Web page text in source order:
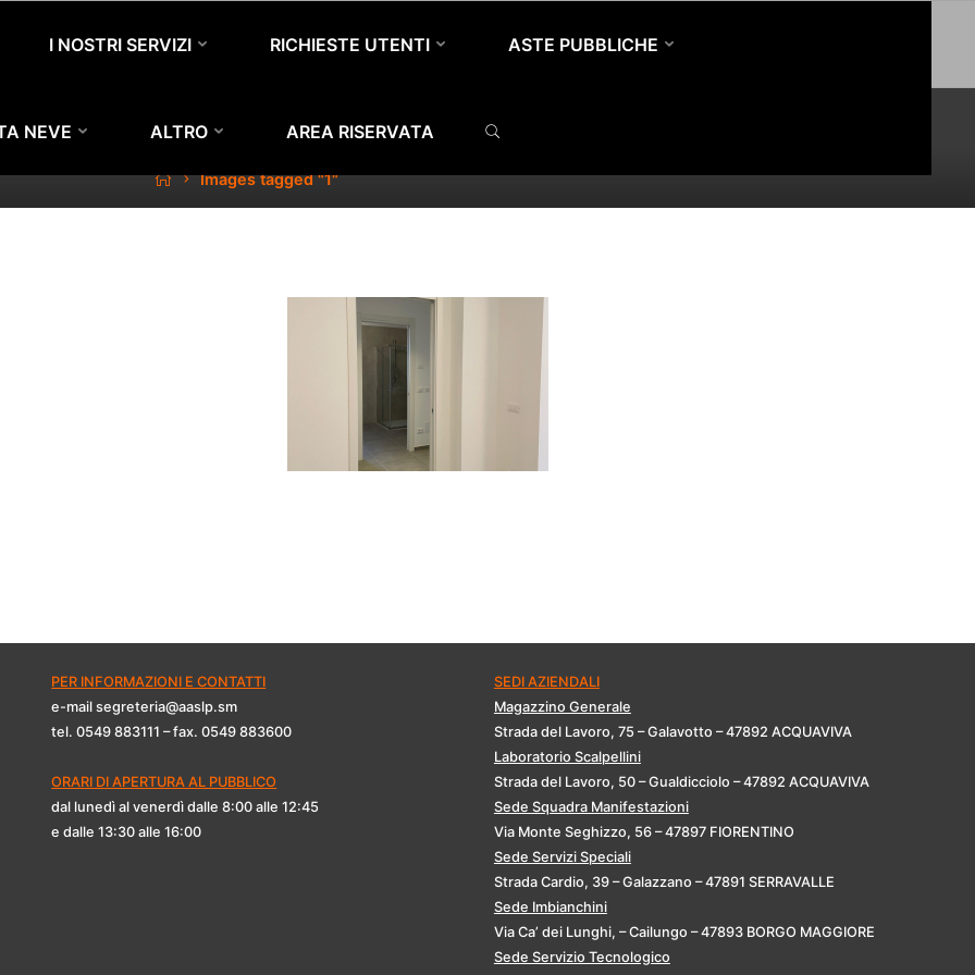
I NOSTRI SERVIZI RICHIESTE UTENTI ASTE PUBBLICHE
NEVE ALTRO AREA RISERVATA
IMAGES TAGGED "1"
HomeImages tagged "1"
PER INFORMAZIONI E CONTATTI
e-mail segreteria@aaslp.sm
tel. 0549 883111 – fax. 0549 883600
ORARI DI APERTURA AL PUBBLICO
dal lunedì al venerdì dalle 8:00 alle 12:45
e dalle 13:30 alle 16:00
SEDI AZIENDALI
Magazzino Generale
Strada del Lavoro, 75 – Galavotto – 47892 ACQUAVIVA
Laboratorio Scalpellini
Strada del Lavoro, 50 – Gualdicciolo – 47892 ACQUAVIVA
Sede Squadra Manifestazioni
Via Monte Seghizzo, 56 – 47897 FIORENTINO
Sede Servizi Speciali
Strada Cardio, 39 – Galazzano – 47891 SERRAVALLE
Sede Imbianchini
Via Ca’ dei Lunghi, – Cailungo – 47893 BORGO MAGGIORE
Sede Servizio Tecnologico